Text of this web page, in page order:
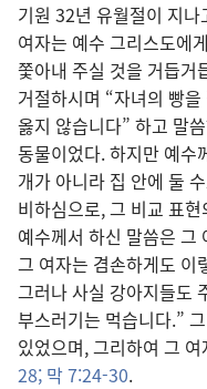
기원 32년 유월절이 지
여자는 예수 그리스도에
쫓아내 주실 것을 거듭거
거절하시며 “자녀의 빵
옳지 않습니다” 하고 말
동물이었다. 하지만 예수
개가 아니라 집 안에 둘
비하심으로, 그 비교 표
예수께서 하신 말씀은 그
그 여자는 겸손하게도 이
그러나 사실 강아지들도
부스러기는 먹습니다.”
있었으며, 그리하여 그
28; 막 7:24-30.